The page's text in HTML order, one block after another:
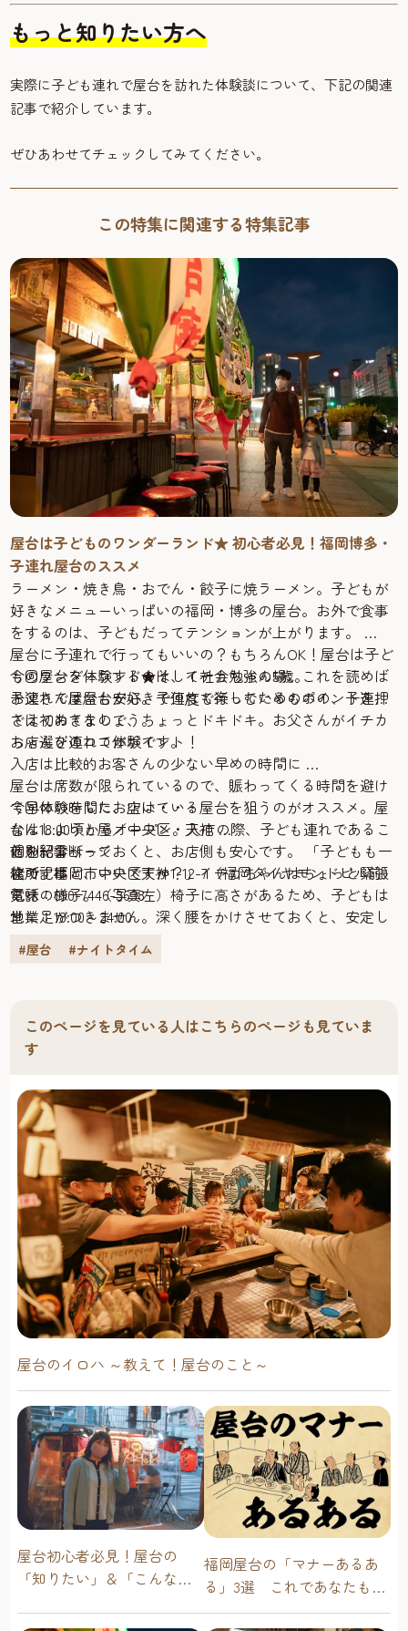
もっと知りたい方へ
実際に子ども連れで屋台を訪れた体験談について、下記の関連
記事で紹介しています。
ぜひあわせてチェックしてみてください。
この特集に関連する特集記事
屋台は子どものワンダーランド★ 初心者必見！福岡博多・
子連れ屋台のススメ
ラーメン・焼き鳥・おでん・餃子に焼ラーメン。子どもが
好きなメニューいっぱいの福岡・博多の屋台。お外で食事
をするのは、子どもだってテンションが上がります。
屋台に子連れで行ってもいいの？もちろんOK！屋台は子ど
ものワンダーランド★そして社会勉強の場。これを読めば
子連れで屋台も安心。子連れで楽しむためのポイントを押
さえておきましょう。
今回屋台を体験するのは、イチカちゃん5歳。
お父さんは屋台が好きで何度も行っているものの、子連れ
では初めてなので、ちょっとドキドキ。お父さんがイチカ
ちゃんを連れて体験です。
お店選びのココがポイント！
入店は比較的お客さんの少ない早めの時間に
屋台は席数が限られているので、賑わってくる時間を避け
て早めの時間に、空いている屋台を狙うのがオススメ。屋
台は18:00頃からオープン。入店の際、子ども連れであるこ
とを一言断っておくと、お店側も安心です。 「子どもも一
緒ですけど、いいですか？」イチカちゃんはちょっと緊張
気味の様子。（写真左）椅子に高さがあるため、子どもは
地に足がつきません。深く腰をかけさせておくと、安定し
て座れます。（写真右）
大きな鍋に入ったおでん、ショーケースに並ぶ焼き鳥のネ
タ、子どもにとってワクワクするようなものばかり。食べ
たいもの、食べられるものを見極めながら、一緒に注文を
しましょう。非日常な体験ということもあって、苦手な食
べ物が食べられるように！なんてことも。子どもが自分で
注文をするのも思い出に残る体験に。食べながら様子をみ
て、食べきれる量の注文を。
お父さんと相談をしながら注文。ちょっとドキドキ。（左
上）大きな鍋にネタいっぱいのおでん。「何にしようか
なぁ～♪」イチカちゃん、もうワクワクです！（写真右
上）料理の受け取りはお父さんも手を添えて。（左下）食
べ進み具合をみながら注文を。（右下） 温かく迎えてくれ
た店主の西田さんご夫婦。女将さんとのやりとりに、イチ
カちゃん楽しくなってきた様子。
子連れには欠かせない、
持って行くと助かるアイテム
ウェットティッシュ、子ども用スプーン、子ども用のお箸
（エジソン箸）、ストローは持参しておくと安心。スト
ローなどは屋台によっては用意しているところもあります
が、ない場合もあるので、子どもが普段使っているものを
持って行きましょう。また、タオルなども持参しておく
と、スタイ（エプロン）の役目になるほか、食べこぼしの
ためのひざ掛けや、寒さを感じるときのマフラーや肩掛け
にもなり安心です。
親子が持参したのは、ウェットティッシュに子ども用ス
プーン、子ども用箸、ストロー。（写真左上）お箸やス
プーンは日頃イチカちゃんが使っているものを持参してい
今回体験をしたお店は・・・
なんしようと屋／中央区・天神
個別紹介ページ
住所：福岡市中央区天神1-12-7（福岡ダイヤモンドビル前）
電話：090-7446-3638
営業：18:00～24:00
店休日：不定休
が訪れます。メニューも英語表記されているため、海外か
らのお客様も多くグローバル。ラーメンやおでん、焼き鳥
はもちろん、看板メニューの、もやしたっぷりの焼きラー
メン“もやしソバ”がおすすめです！
前の記事
次の記事
#屋台 #ナイトタイム
このページを見ている人はこちらのページも見ていま
す
屋台のイロハ ～教えて！屋台のこと～
屋台初心者必見！屋台の
「知りたい」＆「こんな時
問に答えます！
福岡屋台の「マナーあるあ
る」3選 これであなたも屋
台通！